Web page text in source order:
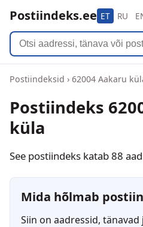
Postiindeks.ee ET RU
Postiindeksid › 62004 Aakaru
Postiindeks
küla
See postiindeks katab 88
Mida hõlmab
Siin on aadressid, tänavad